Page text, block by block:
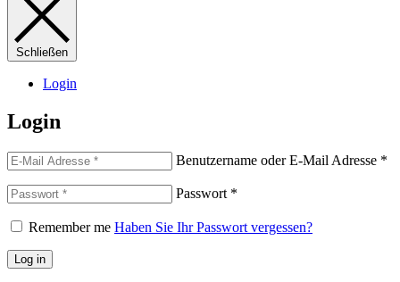
Schließen
Login
Login
Benutzername oder E-Mail Adresse *
Passwort *
Remember me Haben Sie Ihr Passwort vergessen?
Log in